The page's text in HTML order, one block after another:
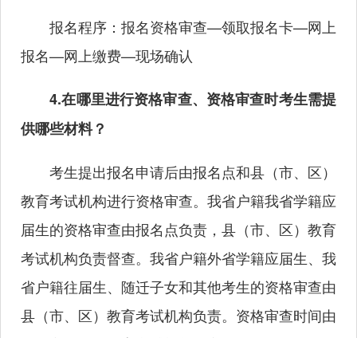
报名程序：报名资格审查—领取报名卡—网上
报名—网上缴费—现场确认
4.在哪里进行资格审查、资格审查时考生需提
供哪些材料？
考生提出报名申请后由报名点和县（市、区）
教育考试机构进行资格审查。我省户籍我省学籍应
届生的资格审查由报名点负责，县（市、区）教育
考试机构负责督查。我省户籍外省学籍应届生、我
省户籍往届生、随迁子女和其他考生的资格审查由
县（市、区）教育考试机构负责。资格审查时间由